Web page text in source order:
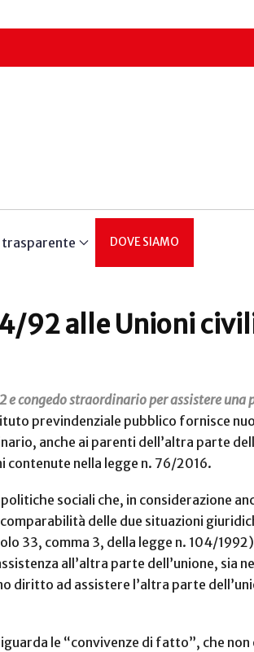
DOVE SIAMO
92 alle Unioni
e congedo straordinario per assistere
previndenziale pubblico fornisce
anche ai parenti dell’altra parte
contenute nella legge n. 76/2016.
sociali che, in considerazione
delle due situazioni
33, comma 3, della legge n. 104/
all’altra parte dell’unione, sia
diritto ad assistere l’altra parte
le “convivenze di fatto”, che